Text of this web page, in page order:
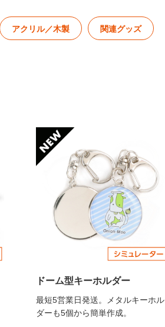
アクリル／木製 関連グッズ
ドーム型キーホルダー
最短5営業日発送。メタルキーホル
ダーも5個から簡単作成。